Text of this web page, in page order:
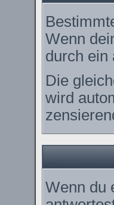
Wenn
durch ein
Die
wird
Wenn du